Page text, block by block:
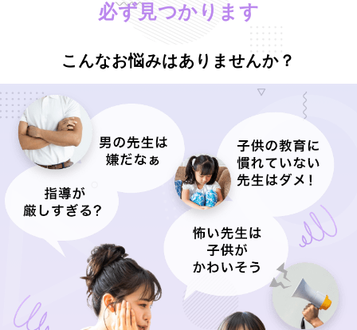
必ず見つかります
こんなお悩みはありませんか？